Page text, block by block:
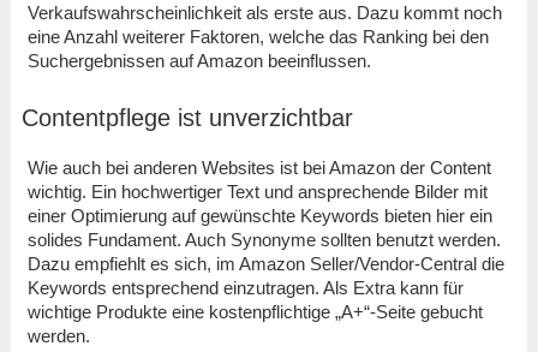
Verkaufswahrscheinlichkeit als erste aus. Dazu kommt noch
eine Anzahl weiterer Faktoren, welche das Ranking bei den
Suchergebnissen auf Amazon beeinflussen.
Contentpflege ist unverzichtbar
Wie auch bei anderen Websites ist bei Amazon der Content
wichtig. Ein hochwertiger Text und ansprechende Bilder mit
einer Optimierung auf gewünschte Keywords bieten hier ein
solides Fundament. Auch Synonyme sollten benutzt werden.
Dazu empfiehlt es sich, im Amazon Seller/Vendor-Central die
Keywords entsprechend einzutragen. Als Extra kann für
wichtige Produkte eine kostenpflichtige „A+“-Seite gebucht
werden.